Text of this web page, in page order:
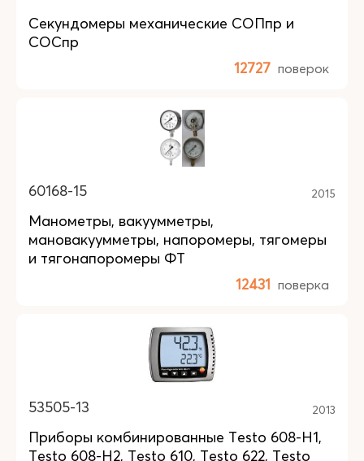
Секундомеры механические СОПпр и
СОСпр
12727 поверок
60168-15 2015
Манометры, вакуумметры,
мановакуумметры, напоромеры, тягомеры
и тягонапоромеры ФТ
12431 поверка
53505-13 2013
Приборы комбинированные Testo 608-Н1,
Testo 608-Н2, Testo 610, Testo 622, Testo